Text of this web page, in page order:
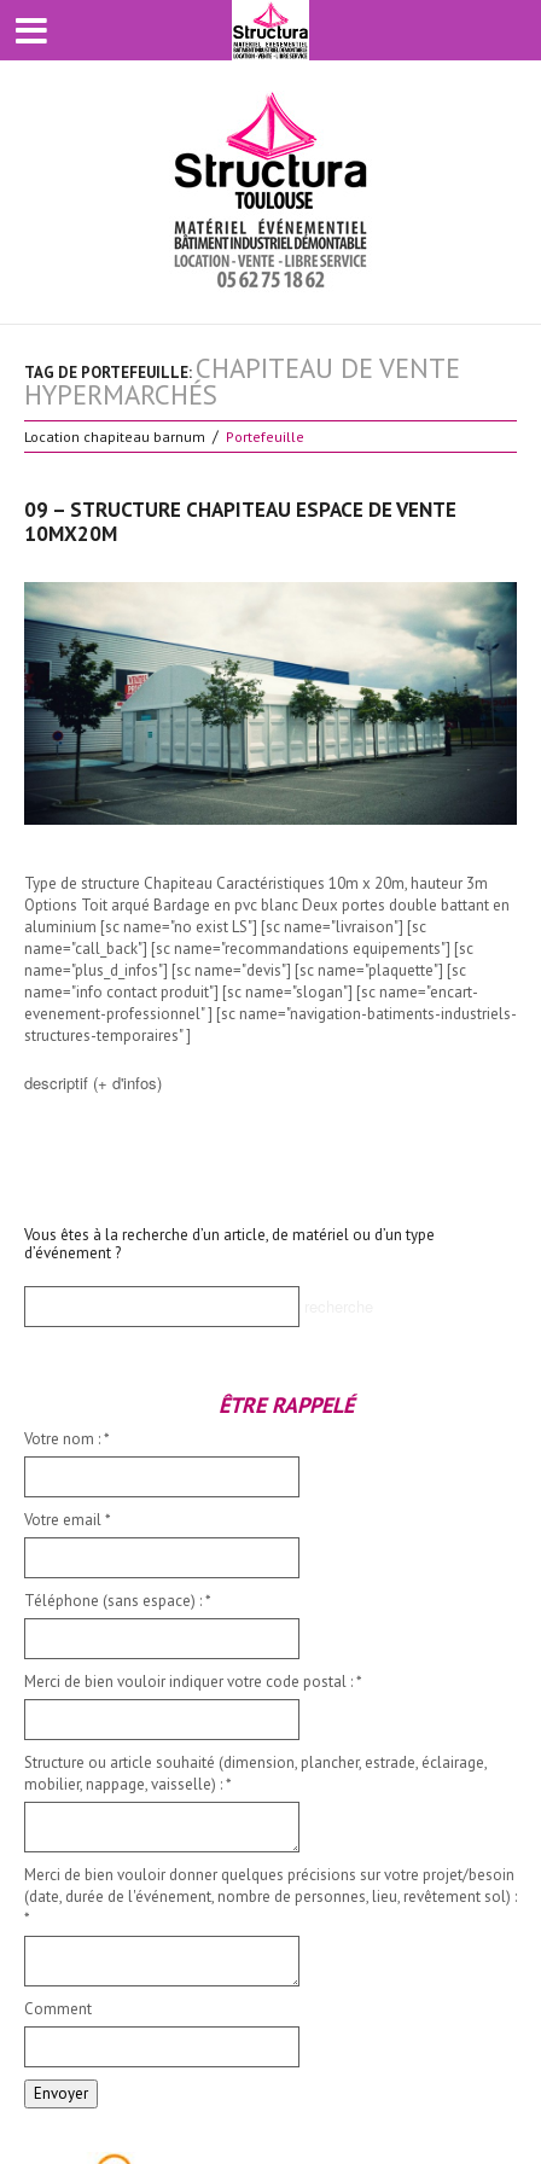
TAG DE PORTEFEUILLE: CHAPITEAU DE VENTE
HYPERMARCHÉS
Location chapiteau barnum Portefeuille
09 – STRUCTURE CHAPITEAU ESPACE DE VENTE
10MX20M
Type de structure Chapiteau Caractéristiques 10m x 20m, hauteur 3m
Options Toit arqué Bardage en pvc blanc Deux portes double battant en
aluminium [sc name="no exist LS"] [sc name="livraison"] [sc
name="call_back"] [sc name="recommandations equipements"] [sc
name="plus_d_infos"] [sc name="devis"] [sc name="plaquette"] [sc
name="info contact produit"] [sc name="slogan"] [sc name="encart-
evenement-professionnel" ] [sc name="navigation-batiments-industriels-
structures-temporaires" ]
descriptif (+ d'infos)
Vous êtes à la recherche d’un article, de matériel ou d’un type
d’événement ?
ÊTRE RAPPELÉ
Votre nom :*
Votre email*
Téléphone (sans espace) :*
Merci de bien vouloir indiquer votre code postal :*
Structure ou article souhaité (dimension, plancher, estrade, éclairage,
mobilier, nappage, vaisselle) :*
Merci de bien vouloir donner quelques précisions sur votre projet/besoin
(date, durée de l'événement, nombre de personnes, lieu, revêtement sol) :
*
Comment
Envoyer